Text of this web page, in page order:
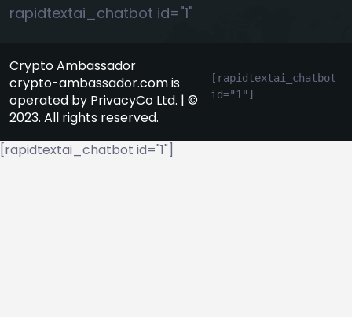
rapidtextai_chatbot id="1"
Crypto Ambassador
crypto-ambassador.com is
operated by PrivacyCo Ltd. | ©
2023. All rights reserved.
[rapidtextai_chatbot
id="1"]
[rapidtextai_chatbot id="1"]